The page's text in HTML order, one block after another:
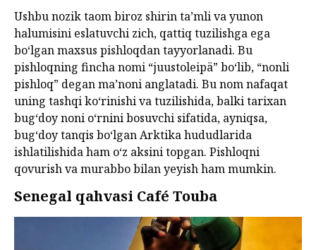
Ushbu nozik taom biroz shirin ta’mli va yunon
halumisini eslatuvchi zich, qattiq tuzilishga ega
bo‘lgan maxsus pishloqdan tayyorlanadi. Bu
pishloqning fincha nomi “juustoleipä” bo‘lib, “nonli
pishloq” degan ma’noni anglatadi. Bu nom nafaqat
uning tashqi ko‘rinishi va tuzilishida, balki tarixan
bug‘doy noni o‘rnini bosuvchi sifatida, ayniqsa,
bug‘doy tanqis bo‘lgan Arktika hududlarida
ishlatilishida ham o‘z aksini topgan. Pishloqni
qovurish va murabbo bilan yeyish ham mumkin.
Senegal qahvasi Café Touba